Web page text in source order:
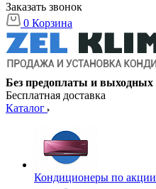
Заказать звонок
0 Корзина
Без предоплаты и выходных
Бесплатная доставка
Каталог
Кондиционеры по акции